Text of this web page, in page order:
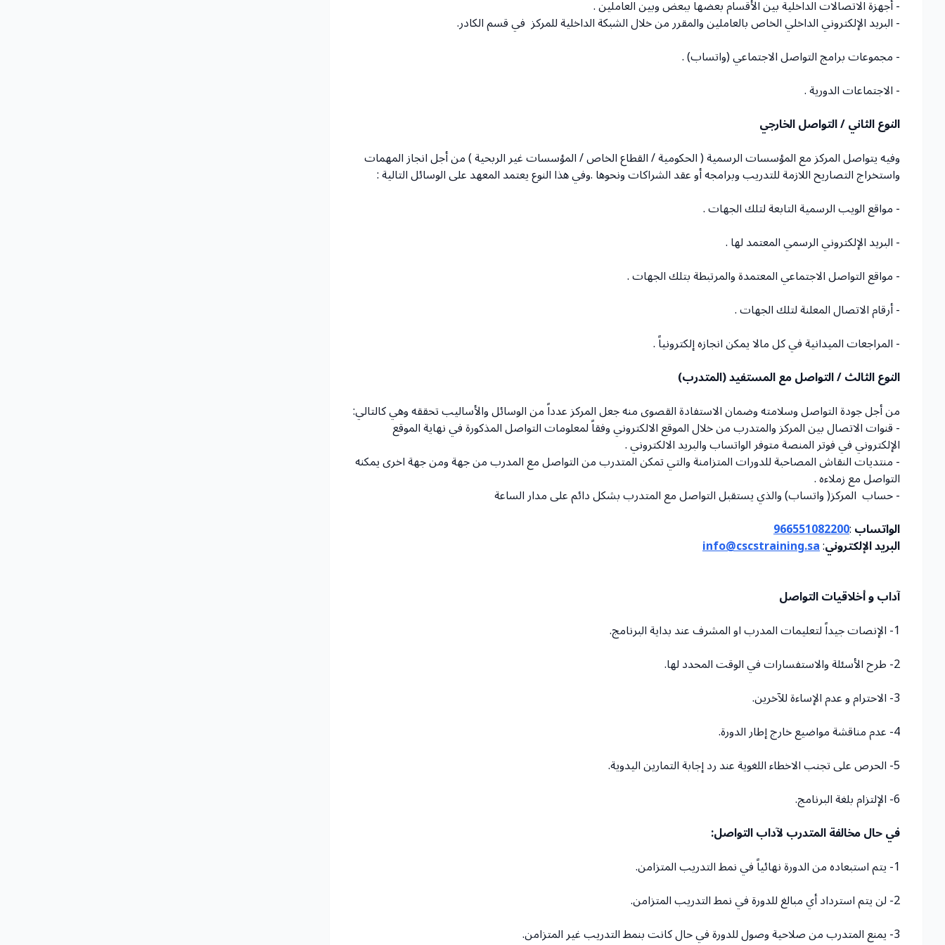
- أجهزة الاتصالات الداخلية بين الأقسام بعضها ببعض وبين العاملين .
- البريد الإلكتروني الداخلي الخاص بالعاملين والمقرر من خلال الشبكة الداخلية للمركز في قسم الكادر.
- مجموعات برامج التواصل الاجتماعي (واتساب) .
- الاجتماعات الدورية .
النوع الثاني / التواصل الخارجي
وفيه يتواصل المركز مع المؤسسات الرسمية ( الحكومية / القطاع الخاص / المؤسسات غير الربحية ) من أجل انجاز المهمات
واستخراج التصاريح اللازمة للتدريب وبرامجه أو عقد الشراكات ونحوها .وفي هذا النوع يعتمد المعهد على الوسائل التالية :
- مواقع الويب الرسمية التابعة لتلك الجهات .
- البريد الإلكتروني الرسمي المعتمد لها .
- مواقع التواصل الاجتماعي المعتمدة والمرتبطة بتلك الجهات .
- أرقام الاتصال المعلنة لتلك الجهات .
- المراجعات الميدانية في كل مالا يمكن انجازه إلكترونياً .
النوع الثالث / التواصل مع المستفيد (المتدرب)
من أجل جودة التواصل وسلامته وضمان الاستفادة القصوى منه جعل المركز عدداً من الوسائل والأساليب تحققه وهي كالتالي:
- قنوات الاتصال بين المركز والمتدرب من خلال الموقع الالكتروني وفقاً لمعلومات التواصل المذكورة في نهاية الموقع
الإلكتروني في فوتر المنصة متوفر الواتساب والبريد الالكتروني .
- منتديات النقاش المصاحبة للدورات المتزامنة والتي تمكن المتدرب من التواصل مع المدرب من جهة ومن جهة اخرى يمكنه
التواصل مع زملاءه .
- حساب المركز( واتساب) والذي يستقبل التواصل مع المتدرب بشكل دائم على مدار الساعة
الواتساب:
966551082200
البريد الإلكتروني:
info@cscstraining.sa‬‬‬
آداب و أخلاقيات التواصل
1- الإنصات جيداً لتعليمات المدرب او المشرف عند بداية البرنامج.
2- طرح الأسئلة والاستفسارات في الوقت المحدد لها.
3- الاحترام و عدم الإساءة للآخرين.
4- عدم مناقشة مواضيع خارج إطار الدورة.
5- الحرص على تجنب الاخطاء اللغوية عند رد إجابة التمارين اليدوية.
6- الإلتزام بلغة البرنامج.
في حال مخالفة المتدرب لآداب التواصل:
1- يتم استبعاده من الدورة نهائياً في نمط التدريب المتزامن.
2- لن يتم استرداد أي مبالغ للدورة في نمط التدريب المتزامن.
3- يمنع المتدرب من صلاحية وصول للدورة في حال كانت بنمط التدريب غير المتزامن.